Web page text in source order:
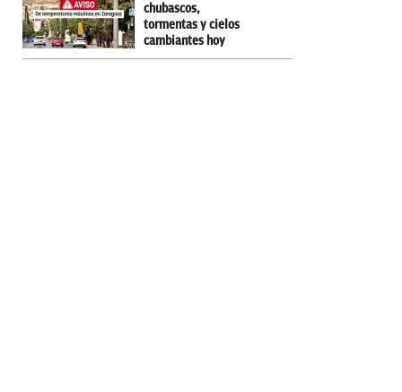
chubascos,
tormentas y cielos
cambiantes hoy